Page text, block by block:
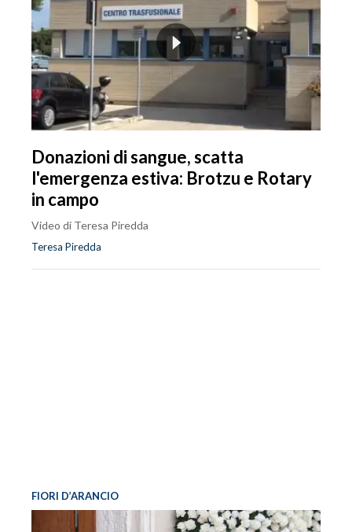
Donazioni di sangue, scatta
l'emergenza estiva: Brotzu e Rotary
in campo
Video di Teresa Piredda
Teresa Piredda
FIORI D’ARANCIO